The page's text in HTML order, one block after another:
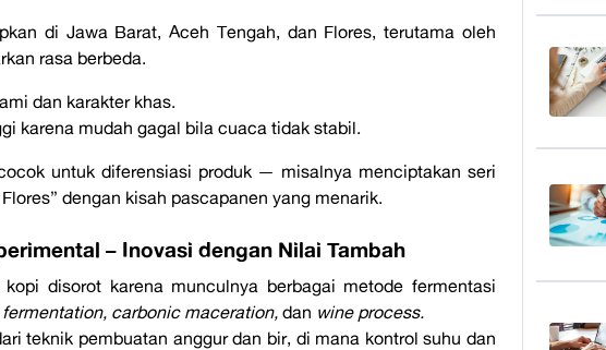
di Jawa Barat, Aceh Tengah, dan Flores, terutama oleh
rasa berbeda.
dan karakter khas.
karena mudah gagal bila cuaca tidak stabil.
untuk diferensiasi produk — misalnya menciptakan seri
dengan kisah pascapanen yang menarik.
– Inovasi dengan Nilai Tambah
disorot karena munculnya berbagai metode fermentasi
carbonic maceration,dan wine process.
teknik pembuatan anggur dan bir, di mana kontrol suhu dan